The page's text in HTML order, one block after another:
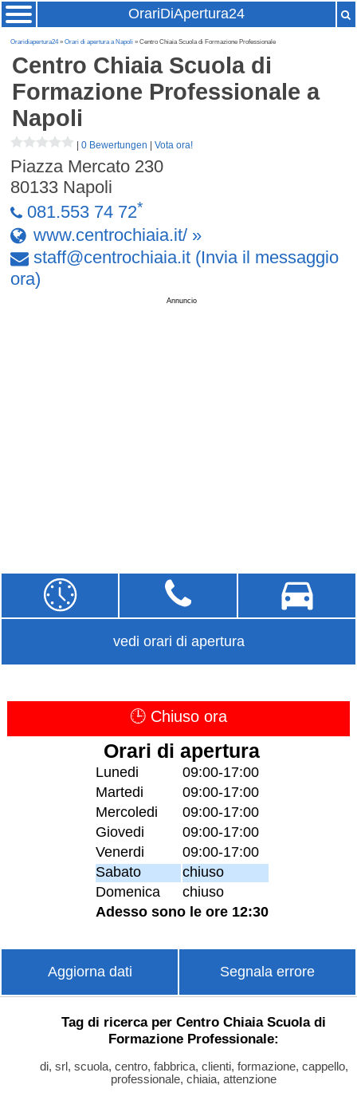
OrariDiApertura24
Oraridiapertura24»Orari di apertura a Napoli » Centro Chiaia Scuola di Formazione Professionale
Centro Chiaia Scuola di
Formazione Professionale a
Napoli
|0 Bewertungen |Vota ora!
Piazza Mercato 230
80133 Napoli
081.553 74 72*
www.centrochiaia.it/ »
staff@centrochiaia.it (Invia il messaggio
ora)
Annuncio
vedi orari di apertura
🕒 Chiuso ora
Orari di apertura
Lunedi
09:00-17:00
Martedi
09:00-17:00
Mercoledi
09:00-17:00
Giovedi
09:00-17:00
Venerdi
09:00-17:00
Sabato
chiuso
Domenica
chiuso
Adesso sono le ore 12:30
Aggiorna dati Segnala errore
Tag di ricerca per Centro Chiaia Scuola di
Formazione Professionale:
di, srl, scuola, centro, fabbrica, clienti, formazione, cappello,
professionale, chiaia, attenzione